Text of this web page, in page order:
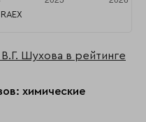
Шухова в рейтинге
химические